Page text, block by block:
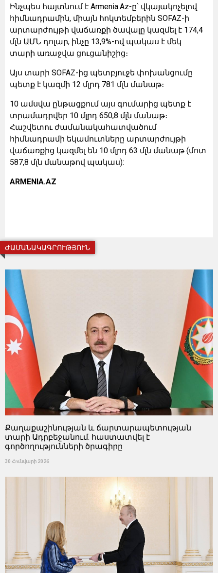
Ինչպես հայտնում է Armenia.Az-ը՝ վկայակոչելով
հիմնադրամին, միայն հոկտեմբերին SOFAZ-ի
արտարժույթի վաճառքի ծավալը կազմել է 174,4
մլն ԱՄՆ դոլար, ինչը 13,9%-ով պակաս է մեկ
տարի առաջվա ցուցանիշից։
Այս տարի SOFAZ-ից պետբյուջե փոխանցումը
պետք է կազմի 12 մլրդ 781 մլն մանաթ։
10 ամսվա ընթացքում այս գումարից պետք է
տրամադրվեր 10 մլրդ 650,8 մլն մանաթ։
Հաշվետու ժամանակահատվածում
հիմնադրամի եկամուտները արտարժույթի
վաճառքից կազմել են 10 մլրդ 63 մլն մանաթ (մոտ
587,8 մլն մանաթով պակաս):
ARMENIA.AZ
ԺԱՄԱՆԱԿԱԳՐՈՒԹՅՈՒՆ
Քաղաքաշինության և ճարտարապետության
տարի Ադրբեջանում. հաստատվել է
գործողությունների ծրագիրը
30 Հունվարի 2026